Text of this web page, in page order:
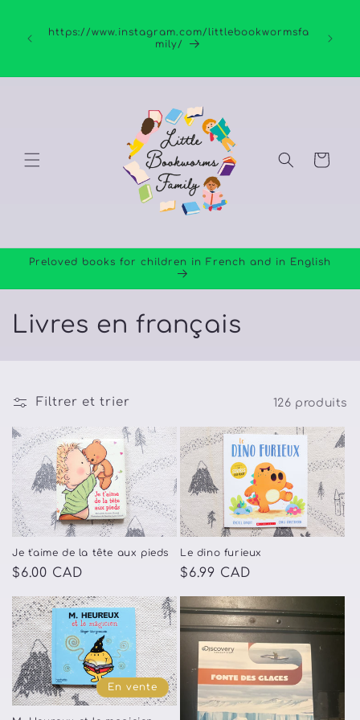
au
contenu
https://www.instagram.com/littlebookwormsfa
mily/
Panier
Preloved books for children in French and in English
C
e
c
t
i
o
n
:
Livres en français
Filtrer et trier 126 produits
Je t'aime de la tête aux pieds
Prix
$6.00 CAD
Le dino furieux
Prix
$6.99 CAD
En vente